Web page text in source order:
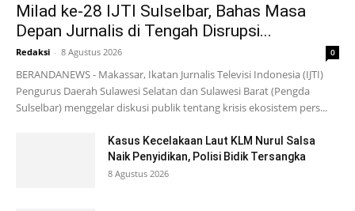
Milad ke-28 IJTI Sulselbar, Bahas Masa
Depan Jurnalis di Tengah Disrupsi...
Redaksi - 8 Agustus 2026 0
BERANDANEWS - Makassar, Ikatan Jurnalis Televisi Indonesia (IJTI)
Pengurus Daerah Sulawesi Selatan dan Sulawesi Barat (Pengda
Sulselbar) menggelar diskusi publik tentang krisis ekosistem pers...
Kasus Kecelakaan Laut KLM Nurul Salsa
Naik Penyidikan, Polisi Bidik Tersangka
8 Agustus 2026